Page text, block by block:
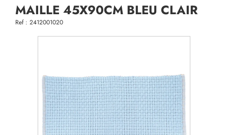
MAILLE 45X90CM BLEU CLAIR
Ref : 2412001020